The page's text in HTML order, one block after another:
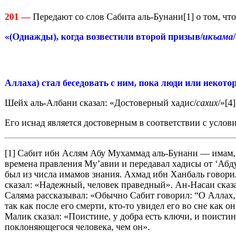
201 — Передают со слов Сабита аль-Бунани[1] о том,
«(Однажды), когда возвестили второй призыв/икъама
Аллаха) стал беседовать с ним, пока люди или
Шейх аль-Албани сказал: «Достоверный хадис/сахих/
Его иснад является достоверным в соответствии с
[1] Сабит ибн Аслям Абу Мухаммад аль-Бунани — имам,
времена правления Му’авии и передавал хадисы от
был из числа имамов знания. Ахмад ибн Ханбаль
сказал: «Надежный, человек праведный». Ан-Насаи
Саляма рассказывал: «Обычно Сабит говорил: “О
так как после его смерти, кто-то увидел его во сне
Малик сказал: «Поистине, у добра есть ключи, и
поклоняющегося человека, чем он».